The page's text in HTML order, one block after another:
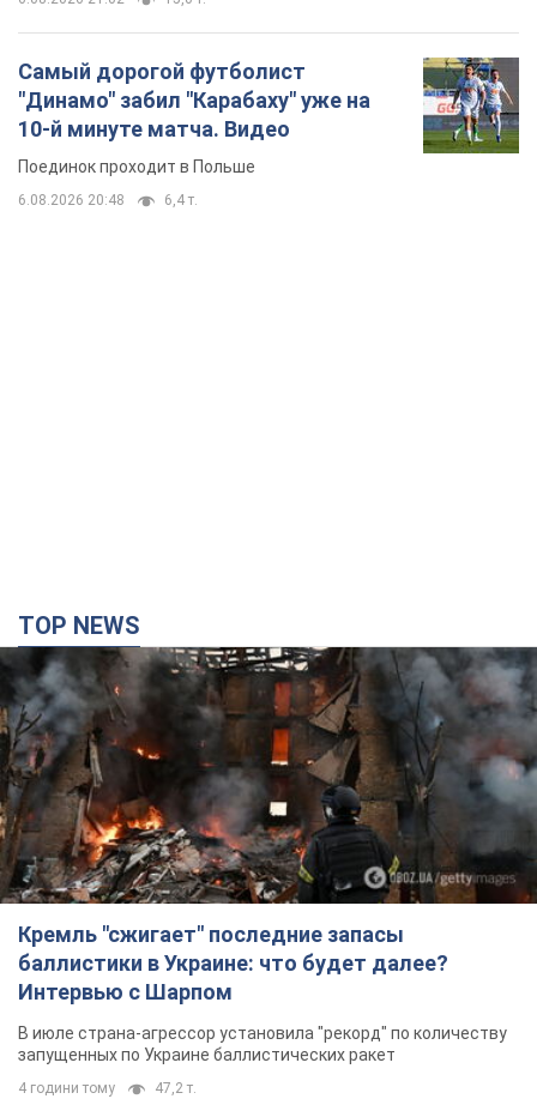
Кремль "сжигает" последние запасы
баллистики в Украине: что будет далее?
Интервью с Шарпом
В июле страна-агрессор установила "рекорд" по количеству
запущенных по Украине баллистических ракет
4 години тому 47,2 т.
В Екатеринбурге атакован склад Wildberries:
есть попадания, поднялся дым. Фото и видео
Россиянам не помогла даже работа ПВО
4 години тому
"Замечательный отец": в сети рассказали о